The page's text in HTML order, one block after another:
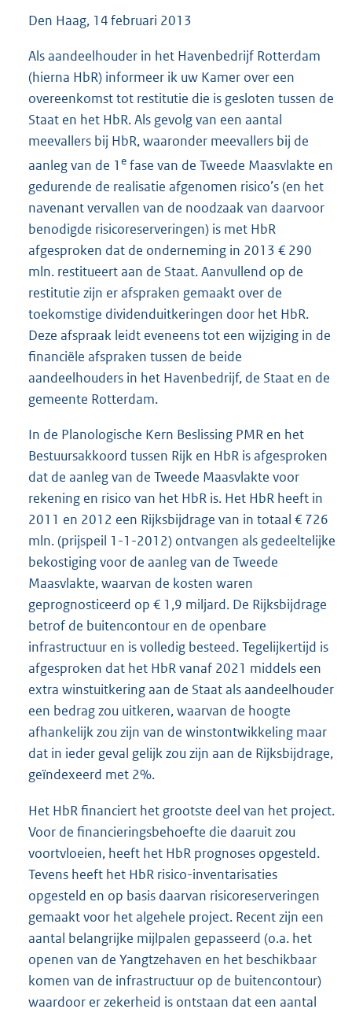
Den Haag, 14 februari 2013
Als aandeelhouder in het Havenbedrijf Rotterdam
(hierna HbR) informeer ik uw Kamer over een
overeenkomst tot restitutie die is gesloten tussen de
Staat en het HbR. Als gevolg van een aantal
meevallers bij HbR, waaronder meevallers bij de
aanleg van de 1 e fase van de Tweede Maasvlakte en
gedurende de realisatie afgenomen risico’s (en het
navenant vervallen van de noodzaak van daarvoor
benodigde risicoreserveringen) is met HbR
afgesproken dat de onderneming in 2013 € 290
mln. restitueert aan de Staat. Aanvullend op de
restitutie zijn er afspraken gemaakt over de
toekomstige dividenduitkeringen door het HbR.
Deze afspraak leidt eveneens tot een wijziging in de
financiële afspraken tussen de beide
aandeelhouders in het Havenbedrijf, de Staat en de
gemeente Rotterdam.
In de Planologische Kern Beslissing PMR en het
Bestuursakkoord tussen Rijk en HbR is afgesproken
dat de aanleg van de Tweede Maasvlakte voor
rekening en risico van het HbR is. Het HbR heeft in
2011 en 2012 een Rijksbijdrage van in totaal € 726
mln. (prijspeil 1-1-2012) ontvangen als gedeeltelijke
bekostiging voor de aanleg van de Tweede
Maasvlakte, waarvan de kosten waren
geprognosticeerd op € 1,9 miljard. De Rijksbijdrage
betrof de buitencontour en de openbare
infrastructuur en is volledig besteed. Tegelijkertijd is
afgesproken dat het HbR vanaf 2021 middels een
extra winstuitkering aan de Staat als aandeelhouder
een bedrag zou uitkeren, waarvan de hoogte
afhankelijk zou zijn van de winstontwikkeling maar
dat in ieder geval gelijk zou zijn aan de Rijksbijdrage,
geïndexeerd met 2%.
Het HbR financiert het grootste deel van het project.
Voor de financieringsbehoefte die daaruit zou
voortvloeien, heeft het HbR prognoses opgesteld.
Tevens heeft het HbR risico-inventarisaties
opgesteld en op basis daarvan risicoreserveringen
gemaakt voor het algehele project. Recent zijn een
aantal belangrijke mijlpalen gepasseerd (o.a. het
openen van de Yangtzehaven en het beschikbaar
komen van de infrastructuur op de buitencontour)
waardoor er zekerheid is ontstaan dat een aantal